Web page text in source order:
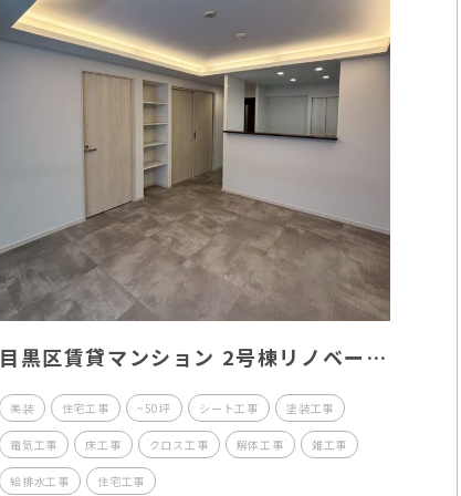
目黒区賃貸マンション 2号棟リノベー
美装 住宅工事 ~50坪 シート工事 塗装工事
電気工事 床工事 クロス工事 解体工事 雑工事
給排水工事 住宅工事